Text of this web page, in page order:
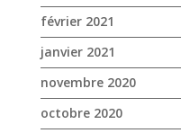
février 2021
janvier 2021
novembre 2020
octobre 2020